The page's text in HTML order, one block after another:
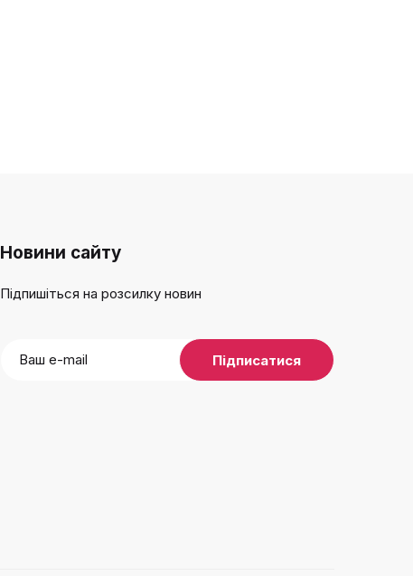
Новини сайту
Підпишіться на розсилку новин